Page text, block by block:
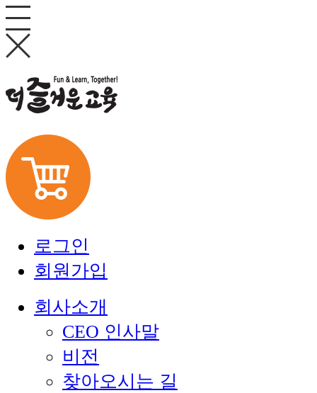
로그인
회원가입
회사소개
CEO 인사말
비전
찾아오시는 길